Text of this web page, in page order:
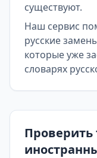
существуют.
Наш сервис
русские
которые уже
словарях
Проверить